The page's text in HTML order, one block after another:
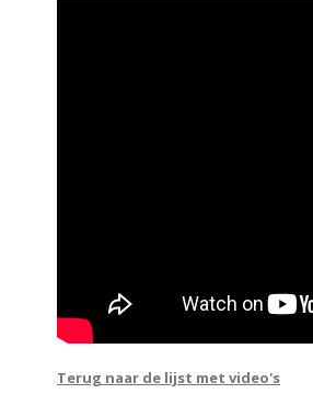
Terug naar de lijst met video's